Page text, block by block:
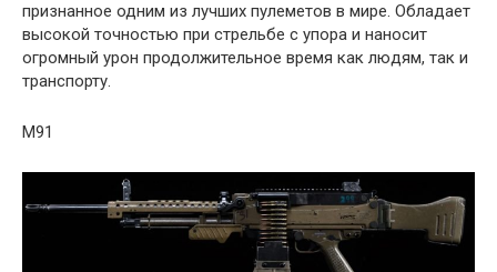
признанное одним из лучших пулеметов в мире. Обладает
высокой точностью при стрельбе с упора и наносит
огромный урон продолжительное время как людям, так и
транспорту.
M91